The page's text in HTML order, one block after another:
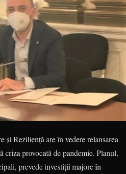
și Reziliență are în vedere relansarea
criza provocată de pandemie. Planul,
prevede investiții majore în